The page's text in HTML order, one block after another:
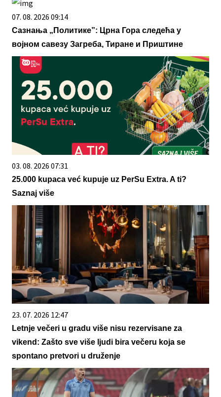
07. 08. 2026 09:14
Сазнања „Политике”: Црна Гора следећа у
војном савезу Загреба, Тиране и Приштине
03. 08. 2026 07:31
25.000 kupaca već kupuje uz PerSu Extra. A ti?
Saznaj više
23. 07. 2026 12:47
Letnje večeri u gradu više nisu rezervisane za
vikend: Zašto sve više ljudi bira večeru koja se
spontano pretvori u druženje